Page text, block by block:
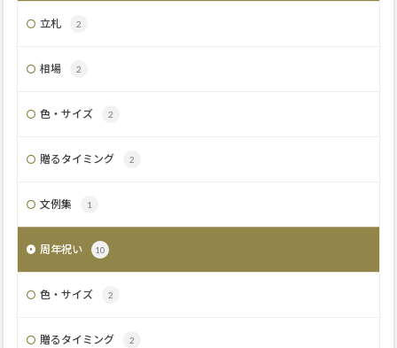
立札 2
相場 2
色・サイズ 2
贈るタイミング 2
文例集 1
周年祝い 10
色・サイズ 2
贈るタイミング 2